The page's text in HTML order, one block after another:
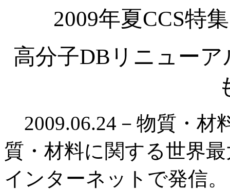
2009年夏CCS特
高分子DBリニュー
2009.06.24－物質・材
質・材料に関する世界
インターネットで発信